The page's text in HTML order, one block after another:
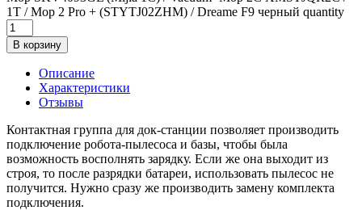
1T / Mop 2 Pro + (STYTJ02ZHM) / Dreame F9 черный quantity
В корзину
Описание
Характеристики
Отзывы
Контактная группа для док-станции позволяет производить
подключение робота-пылесоса и базы, чтобы была
возможность восполнять зарядку. Если же она выходит из
строя, то после разрядки батареи, использовать пылесос не
получится. Нужно сразу же производить замену комплекта
подключения.